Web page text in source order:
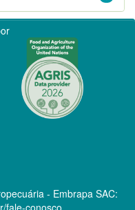
- Embrapa SAC:
fale-conosco